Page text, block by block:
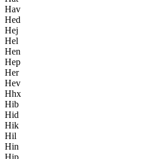
Hav
Hed
Hej
Hel
Hen
Hep
Her
Hev
Hhx
Hib
Hid
Hik
Hil
Hin
Hip